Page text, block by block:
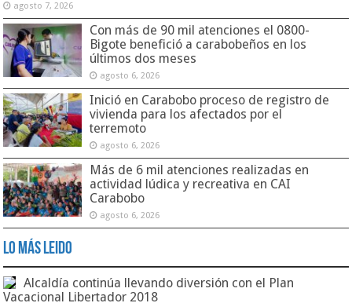
agosto 7, 2026
Con más de 90 mil atenciones el 0800-
Bigote benefició a carabobeños en los
últimos dos meses
agosto 6, 2026
Inició en Carabobo proceso de registro de
vivienda para los afectados por el
terremoto
agosto 6, 2026
Más de 6 mil atenciones realizadas en
actividad lúdica y recreativa en CAI
Carabobo
agosto 6, 2026
Lo Más Leido
Alcaldía continúa llevando diversión con el Plan
Vacacional Libertador 2018